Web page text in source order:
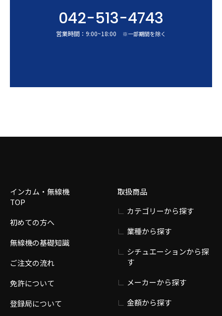
042-513-4743
営業時間： 9:00~18:00 ※一部期間を除く
インカム・無線機
TOP
初めての方へ
無線機の基礎知識
ご注文の流れ
免許について
登録局について
取扱商品
カテゴリーから探す
業種から探す
シチュエーションから探
す
メーカーから探す
金額から探す